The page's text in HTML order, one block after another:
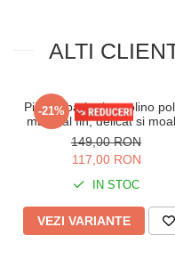
ALTI
-21%
Pijama barbati cocolino
material fin, delicat si
maro 86 Craciun
149,00 RON
117,00 RON
IN STOC
VEZI VARIANTE